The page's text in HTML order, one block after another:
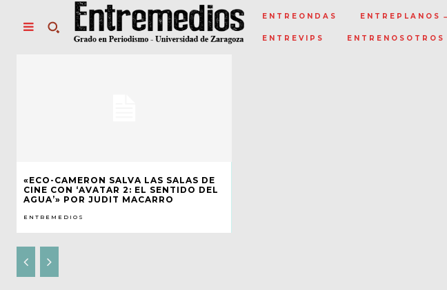
ENTREONDAS ENTREPLANOS
ENTREVIPS ENTRENOSOTROS
«ECO-CAMERON SALVA LAS SALAS DE
CINE CON ‘AVATAR 2: EL SENTIDO DEL
AGUA’» POR JUDIT MACARRO
ENTREMEDIOS